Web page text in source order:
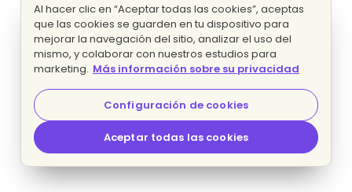
Al hacer clic en “Aceptar todas las cookies”, aceptas
que las cookies se guarden en tu dispositivo para
mejorar la navegación del sitio, analizar el uso del
mismo, y colaborar con nuestros estudios para
marketing. Más información sobre su privacidad
Configuración de cookies
Aceptar todas las cookies